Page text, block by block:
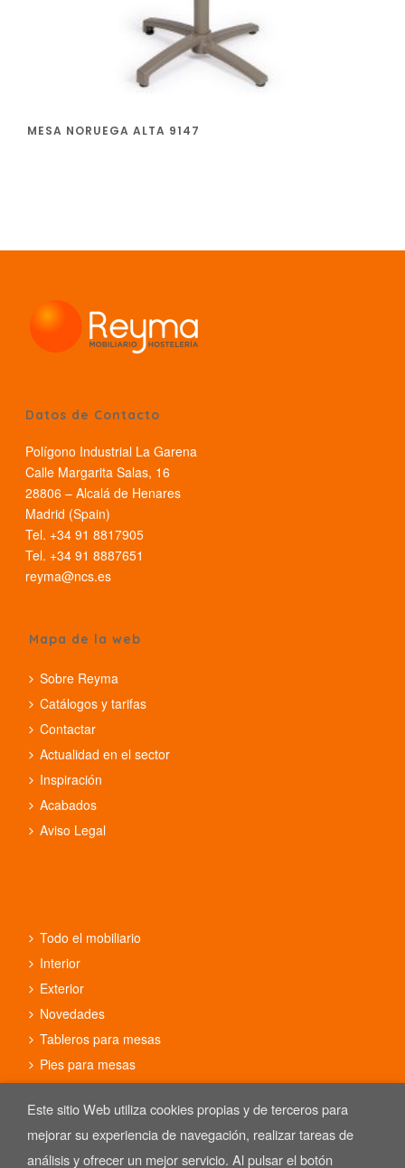
MESA NORUEGA ALTA 9147
Datos de Contacto
Polígono Industrial La Garena
Calle Margarita Salas, 16
28806 – Alcalá de Henares
Madrid (Spain)
Tel. +34 91 8817905
Tel. +34 91 8887651
reyma@ncs.es
Mapa de la web
Sobre Reyma
Catálogos y tarifas
Contactar
Actualidad en el sector
Inspiración
Acabados
Aviso Legal
Todo el mobiliario
Interior
Exterior
Novedades
Tableros para mesas
Pies para mesas
Conjuntos
Este sitio Web utiliza cookies propias y de terceros para
mejorar su experiencia de navegación, realizar tareas de
análisis y ofrecer un mejor servicio. Al pulsar el botón